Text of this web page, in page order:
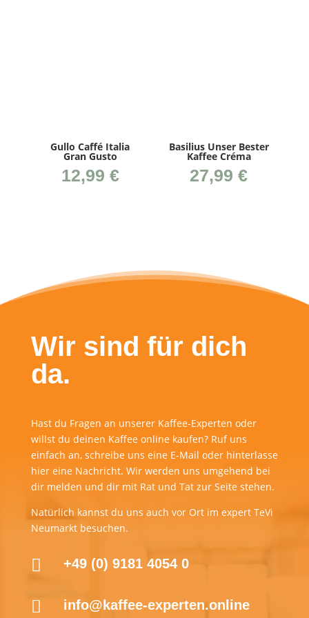
Gul­lo Caf­fé Ita­lia
Gran Gusto
12,99 €
Basi­li­us Unser Bes­ter
Kaffee Créma
27,99€
Wir sind für dich
da.
Hast du Fragen an unserer Kaffee-Experten oder
willst du deinen Kaffee online kaufen? Ruf uns
einfach an, schreibe uns eine E-Mail oder hinterlasse
hier eine Nachricht. Wir werden uns umgehend bei
dir melden und dir mit Rat und Tat zur Seite stehen.
Natürlich kannst du uns auch vor Ort im expert TeVi
Neumarkt besuchen.
 +49 (0) 9181 4054 0
 info@kaffee-experten.online